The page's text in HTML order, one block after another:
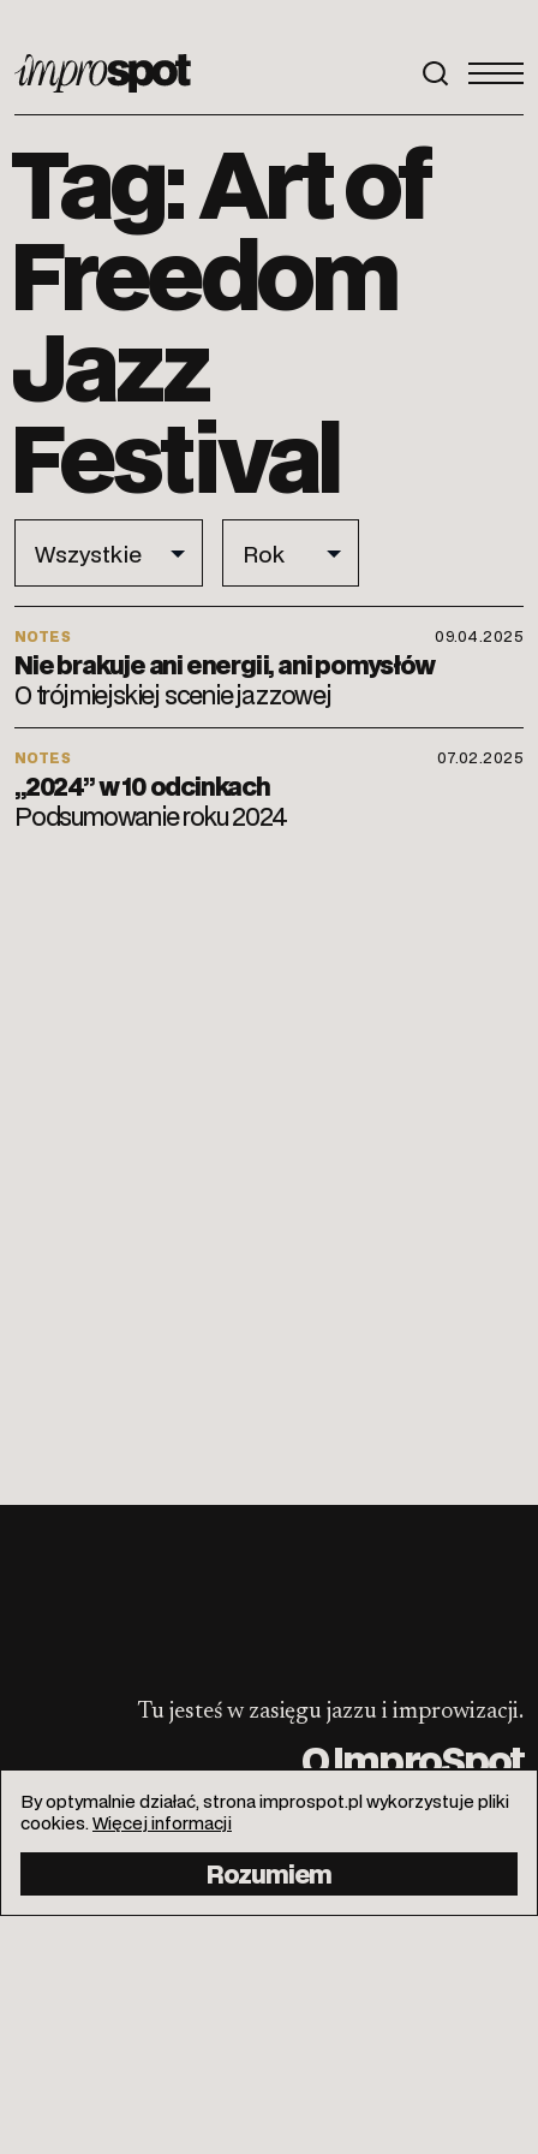
ImproSpot
Tag: Art of
Freedom
Jazz
Festival
Nie brakuje ani energii, ani pomysłów
O trójmiejskiej scenie jazzowej
NOTES 09.04.2025
„2024” w 10 odcinkach
Podsumowanie roku 2024
NOTES 07.02.2025
Tu jesteś w zasięgu jazzu i improwizacji.
O ImproSpot
info@improspot.pl
By optymalnie działać, strona improspot.pl wykorzystuje pliki
cookies.Więcej informacji
Rozumiem